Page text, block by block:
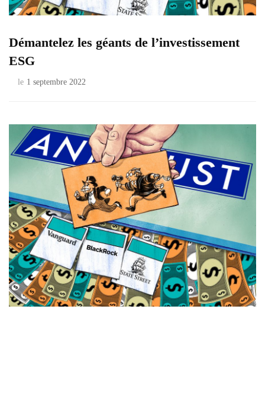
Démantelez les géants de l’investissement
ESG
le 1 septembre 2022